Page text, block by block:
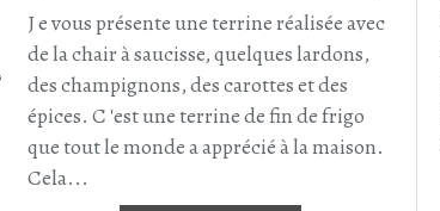
J e vous présente une terrine réalisée avec
de la chair à saucisse, quelques lardons,
des champignons, des carottes et des
épices. C 'est une terrine de fin de frigo
que tout le monde a apprécié à la maison.
Cela...
POUNTI
RECETTE AUVERGNATE
PORC
CHAIR À SAUCISSE
LARDONS